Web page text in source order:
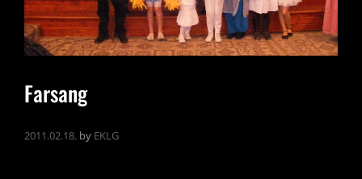
Farsang
2011.02.18. by EKLG